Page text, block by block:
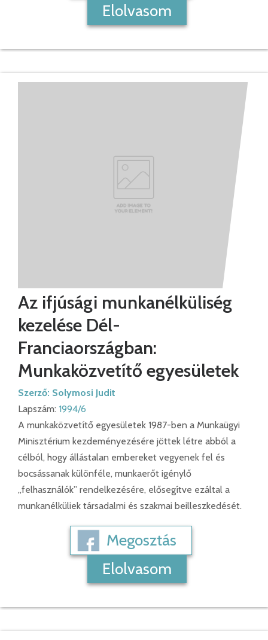
Elolvasom
Az ifjúsági munkanélküliség
kezelése Dél-
Franciaországban:
Munkaközvetítő egyesületek
Szerző: Solymosi Judit
Lapszám: 1994/6
A munkaközvetítő egyesületek 1987-ben a Munkaügyi
Minisztérium kezdeményezésére jöttek létre abból a
célból, hogy állástalan embereket vegyenek fel és
bocsássanak különféle, munkaerőt igénylő
„felhasználók” rendelkezésére, elősegítve ezáltal a
munkanélküliek társadalmi és szakmai beilleszkedését.
Megosztás
Elolvasom